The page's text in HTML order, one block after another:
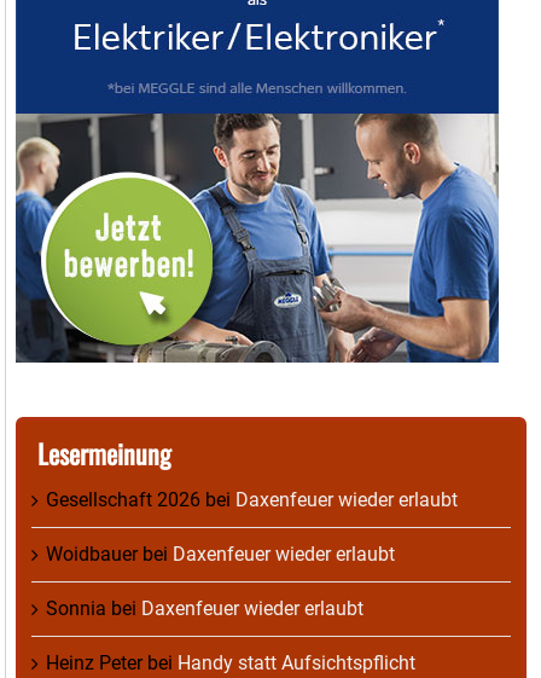
Lesermeinung
Gesellschaft 2026 bei Daxenfeuer wieder erlaubt
Woidbauerbei Daxenfeuer wieder erlaubt
Sonnia bei Daxenfeuer wieder erlaubt
Heinz Peterbei Handy statt Aufsichtspflicht